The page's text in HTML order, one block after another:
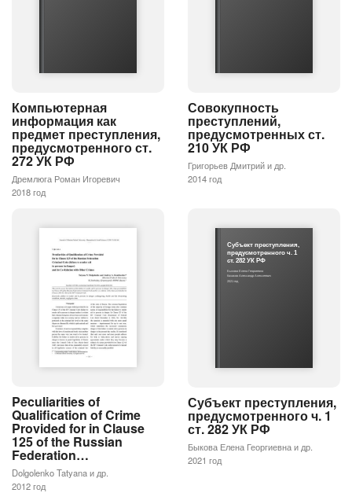
Компьютерная
информация как
предмет преступления,
предусмотренного ст.
272 УК РФ
Дремлюга Роман Игоревич
2018 год
Совокупность
преступлений,
предусмотренных ст.
210 УК РФ
Григорьев Дмитрий и др.
2014 год
Peculiarities of
Qualification of Crime
Provided for in Clause
125 of the Russian
Federation…
Dolgolenko Tatyana и др.
2012 год
Субъект преступления,
предусмотренного ч. 1
ст. 282 УК РФ
Быкова Елена Георгиевна
Казаков Александр Алексеевич
2021 год
Субъект преступления,
предусмотренного ч. 1
ст. 282 УК РФ
Быкова Елена Георгиевна и др.
2021 год